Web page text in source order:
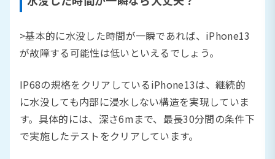
>基本的に水没した時間が一瞬であれば、iPhone13
が故障する可能性は低いといえるでしょう。
IP68の規格をクリアしているiPhone13は、継続的
に水没しても内部に浸水しない構造を実現していま
す。具体的には、深さ6mまで、最長30分間の条件下
で実施したテストをクリアしています。